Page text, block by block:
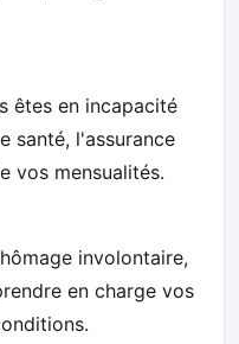
êtes en incapacité
santé, l'assurance
vos mensualités.
involontaire,
en charge vos